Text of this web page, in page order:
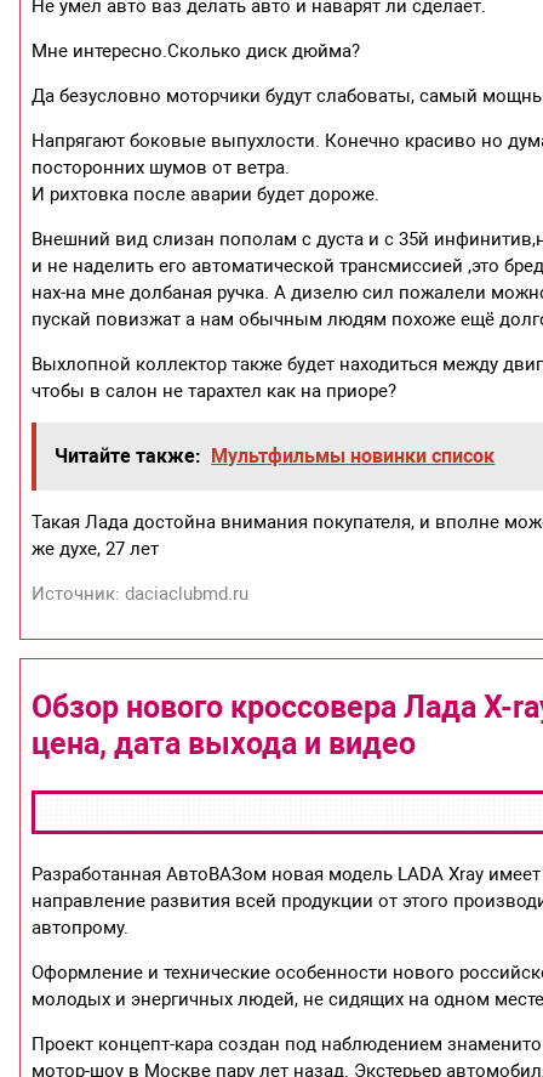
Не умел авто ваз делать авто и наварят ли сделает.
Мне интересно.Сколько диск дюйма?
Да безусловно моторчики будут слабоваты, самый
Напрягают боковые выпухлости. Конечно красиво но
посторонних шумов от ветра.
И рихтовка после аварии будет дороже.
Внешний вид слизан пополам с дуста и с 35й
и не наделить его автоматической трансмиссией ,это
нах-на мне долбаная ручка. А дизелю сил пожалели
пускай повизжат а нам обычным людям похоже ещё
Выхлопной коллектор также будет находиться между
чтобы в салон не тарахтел как на приоре?
Читайте также: Мультфильмы новинки список
Такая Лада достойна внимания покупателя, и вполне
же духе, 27 лет
Источник: daciaclubmd.ru
Обзор нового кроссовера Лада X-
цена, дата выхода и видео
Разработанная АвтоВАЗом новая модель LADA Xray
направление развития всей продукции от этого
автопрому.
Оформление и технические особенности нового
молодых и энергичных людей, не сидящих на одном
Проект концепт-кара создан под наблюдением
мотор-шоу в Москве пару лет назад. Экстерьер